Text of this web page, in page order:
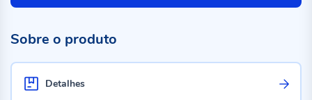
Sobre o produto
Detalhes